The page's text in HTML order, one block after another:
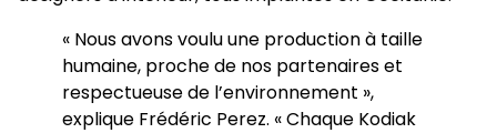
« Nous avons voulu une production à taille
humaine, proche de nos partenaires et
respectueuse de l’environnement »,
explique Frédéric Perez. « Chaque Kodiak